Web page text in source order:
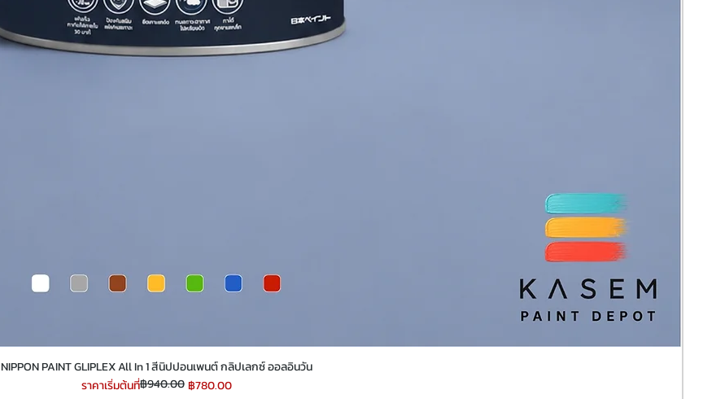
​​​​​​​NIPPON PAINT GLIPLEX All In 1 สีนิปปอนเพนต์ กลิปเลกซ์ ออลอินวัน
ราคาเริ่มต้นที่
ราคาปกติ ฿940.00 ฿780.00
ราคาขายลด